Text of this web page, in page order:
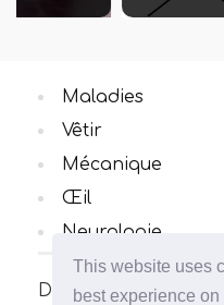
This website uses
best experience
Découvrez la
Maladies
Vêtir
Mécanique
Œil
Neurologie